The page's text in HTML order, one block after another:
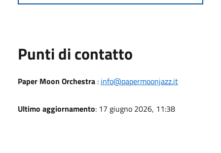
Punti di contatto
Paper Moon Orchestra : info@papermoonjazz.it
Ultimo aggiornamento: 17 giugno 2026, 11:38